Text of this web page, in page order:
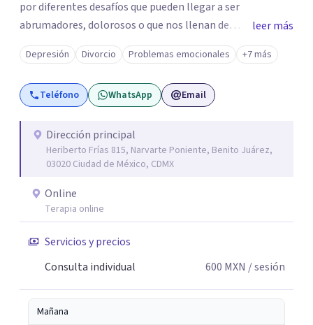
por diferentes desafíos que pueden llegar a ser
abrumadores, dolorosos o que nos llenan de
preocupación al momento de tratar de resolverlos. Si
sientes que estos desafíos, dificultan tu vida, te invito a
que exploremos juntos las situaciones que estás viviendo
en un espacio seguro, respetuoso, confiable y
egresada de Dimensión Psicoanalítica, Licenciada en
Psicología por la UVM y Licenciada en Trabajo Social por
la UNAM. Cuento con los siguientes diplomados:
Introducción a la Lectura de Lacan: del sujeto al parletrè y
Principales aportaciones al psicoanálisis con niños y
adolescentes. Además de varios cursos y talleres, entre
ellos: Abordaje Psicológico del Duelo Infantil, El objeto
del fantasma y transferencia; Narcisismo, del mito a la
escucharte.
leer más
Depresión Divorcio Problemas emocionales +7 más
Teléfono WhatsApp Email
Dirección principal
Heriberto Frías 815, Narvarte Poniente, Benito Juárez,
03020 Ciudad de México, CDMX
Online
Terapia online
Servicios y precios
Consulta individual
600 MXN / sesión
Mañana